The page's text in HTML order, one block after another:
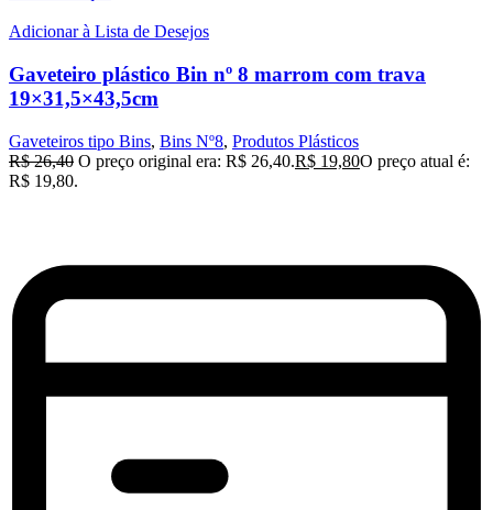
Adicionar à Lista de Desejos
Gaveteiro plástico Bin nº 8 marrom com trava
19×31,5×43,5cm
Gaveteiros tipo Bins, Bins Nº8, Produtos Plásticos
R$26,40 O preço original era: R$ 26,40.R$ 19,80O preço atual é:
R$ 19,80.